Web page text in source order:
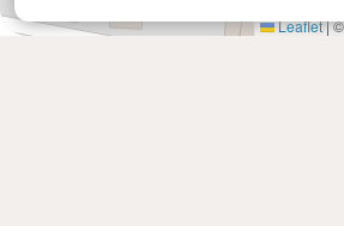
Leaflet|©